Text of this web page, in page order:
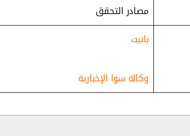
مصادر التحقق
بانيت
وكالة سوا الإخبارية